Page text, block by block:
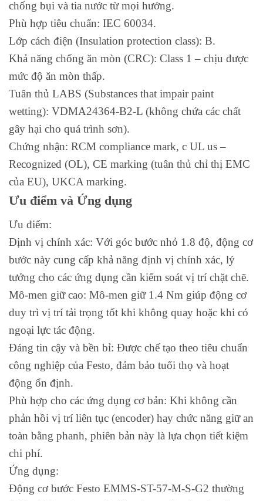
chống bụi và tia nước từ mọi hướng.
Phù hợp tiêu chuẩn: IEC 60034.
Lớp cách điện (Insulation protection class): B.
Khả năng chống ăn mòn (CRC): Class 1 – chịu được
mức độ ăn mòn thấp.
Tuân thủ LABS (Substances that impair paint
wetting): VDMA24364-B2-L (không chứa các chất
gây hại cho quá trình sơn).
Chứng nhận: RCM compliance mark, c UL us –
Recognized (OL), CE marking (tuân thủ chỉ thị EMC
của EU), UKCA marking.
Ưu điểm và Ứng dụng
Ưu điểm:
Định vị chính xác: Với góc bước nhỏ 1.8 độ, động cơ
bước này cung cấp khả năng định vị chính xác, lý
tưởng cho các ứng dụng cần kiểm soát vị trí chặt chẽ.
Mô-men giữ cao: Mô-men giữ 1.4 Nm giúp động cơ
duy trì vị trí tải trọng tốt khi không quay hoặc khi có
ngoại lực tác động.
Đáng tin cậy và bền bỉ: Được chế tạo theo tiêu chuẩn
công nghiệp của Festo, đảm bảo tuổi thọ và hoạt
động ổn định.
Phù hợp cho các ứng dụng cơ bản: Khi không cần
phản hồi vị trí liên tục (encoder) hay chức năng giữ an
toàn bằng phanh, phiên bản này là lựa chọn tiết kiệm
chi phí.
Ứng dụng:
Động cơ bước Festo EMMS-ST-57-M-S-G2 thường